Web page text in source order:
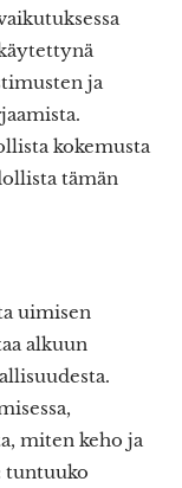
ja
kokemusta
tämän
uimisen
alkuun
miten keho ja
tuntuuko